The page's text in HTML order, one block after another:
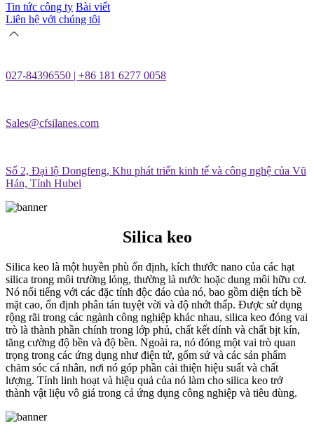
Tin tức công ty Bài viết
Liên hệ với chúng tôi
027-84396550 | +86 181 6277 0058
Sales@cfsilanes.com
Số 2, Đại lộ Dongfeng, Khu phát triển kinh tế và công nghệ của Vũ
Hán, Tỉnh Hubei
Silica keo
Silica keo là một huyền phù ổn định, kích thước nano của các hạt
silica trong môi trường lỏng, thường là nước hoặc dung môi hữu cơ.
Nó nổi tiếng với các đặc tính độc đáo của nó, bao gồm diện tích bề
mặt cao, ổn định phân tán tuyệt vời và độ nhớt thấp. Được sử dụng
rộng rãi trong các ngành công nghiệp khác nhau, silica keo đóng vai
trò là thành phần chính trong lớp phủ, chất kết dính và chất bịt kín,
tăng cường độ bền và độ bền. Ngoài ra, nó đóng một vai trò quan
trọng trong các ứng dụng như điện tử, gốm sứ và các sản phẩm
chăm sóc cá nhân, nơi nó góp phần cải thiện hiệu suất và chất
lượng. Tính linh hoạt và hiệu quả của nó làm cho silica keo trở
thành vật liệu vô giá trong cả ứng dụng công nghiệp và tiêu dùng.